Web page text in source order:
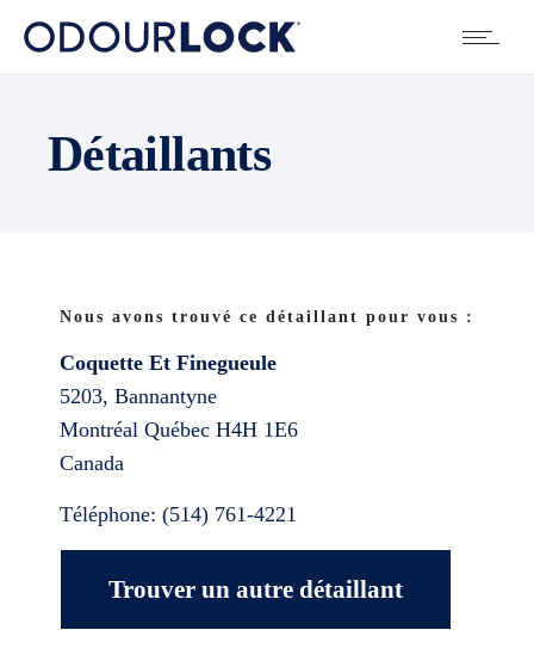
Détaillants
Nous avons trouvé ce détaillant pour vous :
Coquette Et Finegueule
5203, Bannantyne
Montréal Québec H4H 1E6
Canada
Téléphone: (514) 761-4221
Trouver un autre détaillant